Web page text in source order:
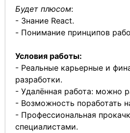
Будет плюсом:
- Знание React.
- Понимание принципов
Условия работы:
- Реальные карьерные и
разработки.
- Удалённая работа: можно
- Возможность поработать
- Профессиональная
специалистами.